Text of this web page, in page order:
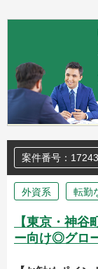
案件番号：
外資系 転勤
【東京・神
ー向け◎グロ